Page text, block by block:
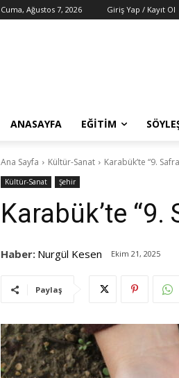
Cuma, Ağustos 7, 2026 Giriş Yap / Kayıt Ol
ANASAYFA EĞITIM
Ana Sayfa Kültür-Sanat Karabük’te “9.
Kültür-Sanat Şehir
Karabük’te “9.
Haber: Nurgül Kesen Ekim 21, 2025
Paylaş